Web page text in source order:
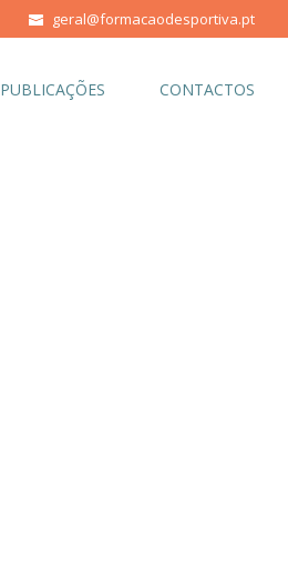
geral@formacaodesportiva.pt
PUBLICAÇÕES CONTACTOS